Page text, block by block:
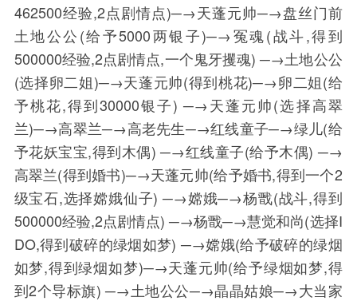
462500经验,2点剧情点)─→天蓬元帅─→盘丝门前
土地公公(给予5000两银子)─→冤魂(战斗,得到
500000经验,2点剧情点,一个鬼牙攫魂) ─→土地公公
(选择卵二姐)─→天蓬元帅(得到桃花)─→卵二姐(给
予桃花,得到30000银子) ─→天蓬元帅(选择高翠
兰)─→高翠兰─→高老先生─→红线童子─→绿儿(给
予花妖宝宝,得到木偶) ─→红线童子(给予木偶) ─→
高翠兰(得到婚书)─→天蓬元帅(给予婚书,得到一个2
级宝石,选择嫦娥仙子) ─→嫦娥─→杨戬(战斗,得到
500000经验,2点剧情点) ─→杨戬─→慧觉和尚(选择I
DO,得到破碎的绿烟如梦) ─→嫦娥(给予破碎的绿烟
如梦,得到绿烟如梦)─→天蓬元帅(给予绿烟如梦,得
到2个导标旗) ─→土地公公─→晶晶姑娘─→大当家